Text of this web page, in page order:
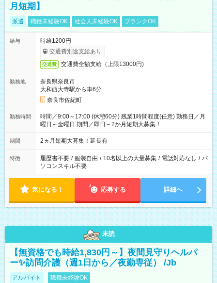
月短期】
派遣 職種未経験OK 社会人未経験OK ブランクOK
給与
時給1200円
交通費別途支給あり
交通費 交通費全額支給（上限13000円)
勤務地
奈良県奈良市
大和西大寺駅から車6分
奈良市佐紀町
勤務時間
時間／9:00～17:00 (休憩60分) 残業1時間程度(任意) 勤務日／月
曜日～金曜日 期間／即日～2か月短期大募集！
期間 2ヵ月短期大募集！延長有
特徴 履歴書不要 / 服装自由 / 10名以上の大量募集 / 電話対応なし / パ
ソコンスキル不要
気になる！ 応募する 詳細へ
未読
【無資格でも時給1,830円～】夜間見守りヘルパ
ー✨訪問介護（週1日から／夜勤専従） /Jb
アルバイト 職種未経験OK